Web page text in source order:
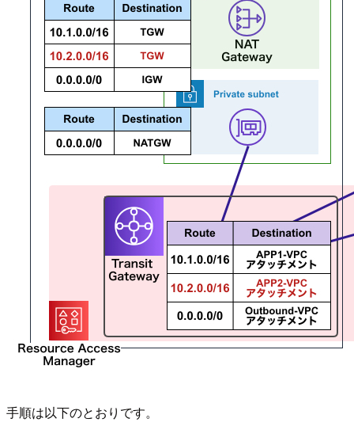
手順は以下のとおりです。